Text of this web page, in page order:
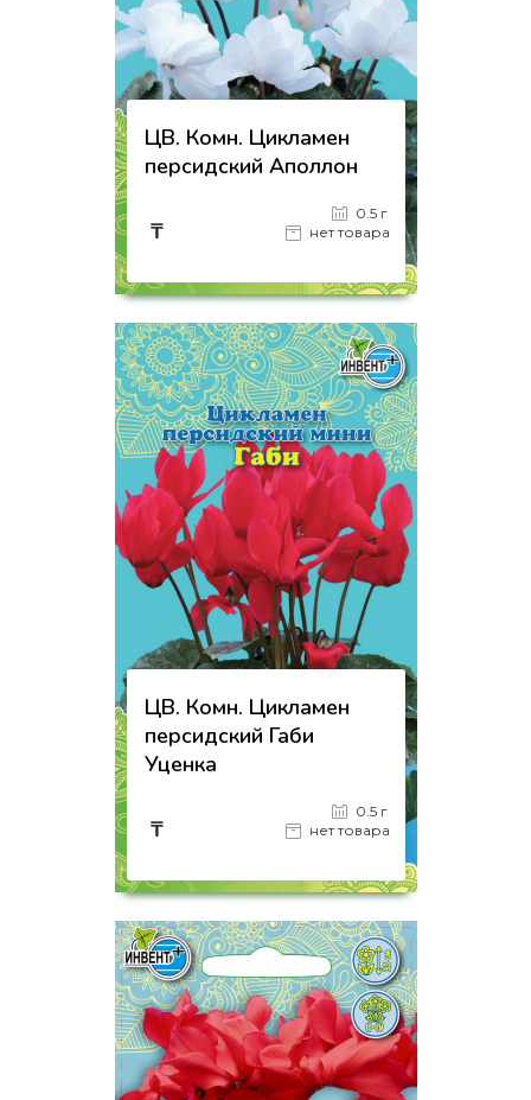
ЦВ. Комн. Цикламен
персидский Аполлон
₸
0.5 г
нет товара
на страницу товара
ЦВ. Комн. Цикламен
персидский Габи
Уценка
₸
0.5 г
нет товара
на страницу товара